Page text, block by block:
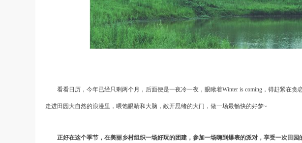
看看日历，今年已经只剩两个月，后面便是一夜冷一夜，眼瞅着Winter is coming，得赶紧在贪
走进田园大自然的浪漫里，喂饱眼睛和大脑，敞开思绪的大门，做一场最畅快的好梦~
正好在这个季节，在美丽乡村组织一场好玩的团建，参加一场嗨到爆表的派对，享受一次田园